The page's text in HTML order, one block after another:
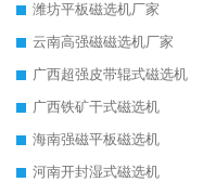
潍坊平板磁选机厂家
云南高强磁磁选机厂家
广西超强皮带辊式磁选机
广西铁矿干式磁选机
海南强磁平板磁选机
河南开封湿式磁选机